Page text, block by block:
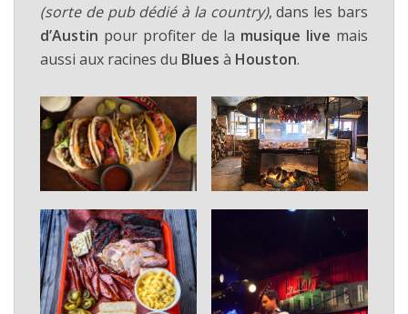
(sorte de pub dédié à la country), dans les bars
d’Austin pour profiter de la musique live mais
aussi aux racines du Blues à Houston.